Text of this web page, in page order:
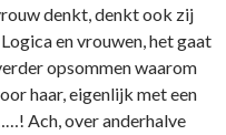
denkt, denkt ook zij
en vrouwen, het gaat
opsommen waarom
haar, eigenlijk met een
Ach, over anderhalve